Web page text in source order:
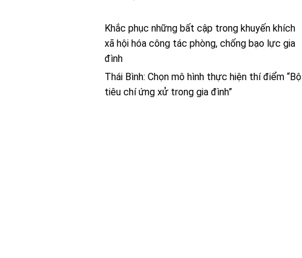
Khắc phục những bất cập trong khuyến khích
xã hội hóa công tác phòng, chống bạo lực gia
đình
Thái Bình: Chọn mô hình thực hiện thí điểm “Bộ
tiêu chí ứng xử trong gia đình”